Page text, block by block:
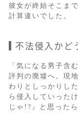
彼女が終始そこま
計算違いでした。
不法侵入かど
「気になる男子含
評判の廃墟へ。現
わりとしっかりし
ら侵入していった
じゃ!?』と思った